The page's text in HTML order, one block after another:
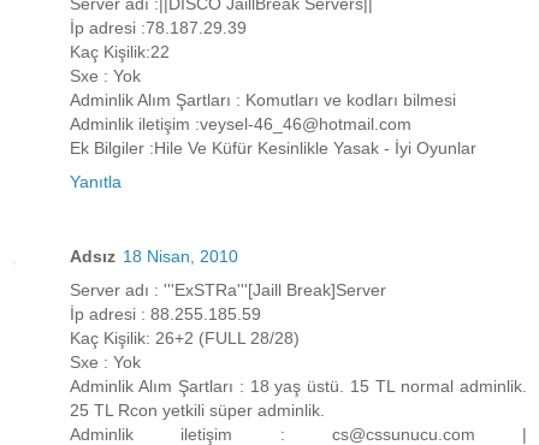
İp adresi :78.187.29.39
Kaç Kişilik:22
Sxe : Yok
Adminlik Alım Şartları : Komutları ve kodları bilmesi
Adminlik iletişim :veysel-46_46@hotmail.com
Ek Bilgiler :Hile Ve Küfür Kesinlikle Yasak - İyi Oyunlar
Yanıtla
Adsız 18 Nisan, 2010
Server adı : '''ExSTRa'''[Jaill Break]Server
İp adresi : 88.255.185.59
Kaç Kişilik: 26+2 (FULL 28/28)
Sxe : Yok
Adminlik Alım Şartları : 18 yaş üstü. 15 TL normal adminlik.
25 TL Rcon yetkili süper adminlik.
Adminlik iletişim : cs@cssunucu.com |